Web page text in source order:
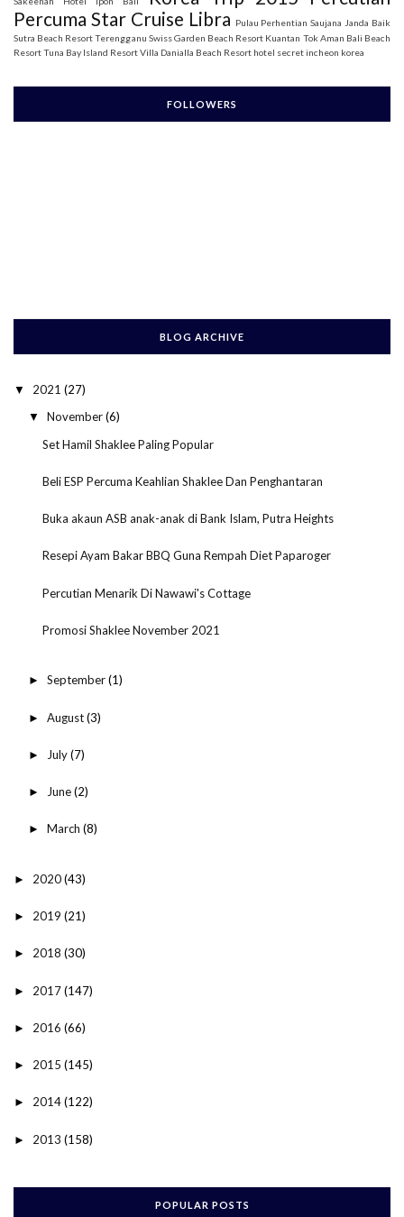
Percuma Star Cruise Libra Pulau Perhentian Saujana Janda Baik
Sutra Beach Resort Terengganu Swiss Garden Beach Resort Kuantan Tok Aman Bali Beach
ResortTuna Bay Island ResortVilla Danialla Beach Resort hotel secret incheon korea
FOLLOWERS
BLOG ARCHIVE
▼ 2021 (27)
▼ November(6)
Set Hamil Shaklee Paling Popular
Beli ESP Percuma Keahlian Shaklee Dan Penghantaran
Buka akaun ASB anak-anak di Bank Islam, Putra Heights
Resepi Ayam Bakar BBQ Guna Rempah Diet Paparoger
Percutian Menarik Di Nawawi's Cottage
Promosi Shaklee November 2021
► September(1)
► August(3)
► July(7)
► June(2)
► March (8)
► 2020(43)
► 2019 (21)
► 2018 (30)
► 2017(147)
► 2016 (66)
► 2015 (145)
► 2014(122)
► 2013 (158)
POPULAR POSTS